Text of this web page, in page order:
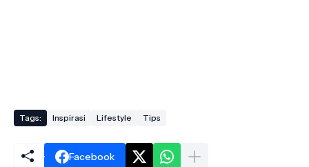
Tags: Inspirasi Lifestyle Tips
Facebook